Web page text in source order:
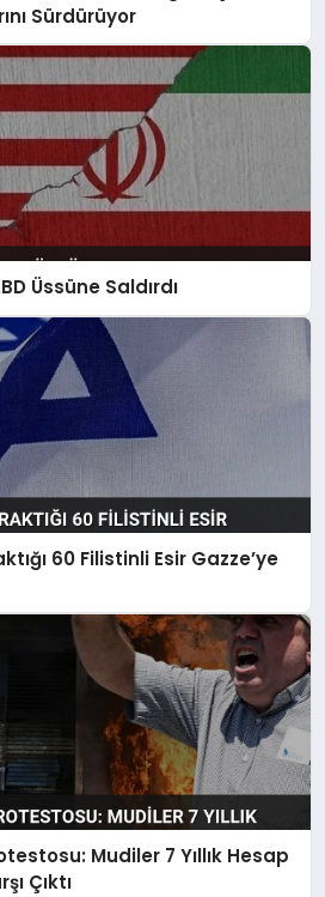
Sürdürüyor
Üssüne Saldırdı
60 Filistinli Esir Gazze’ye
Mudiler 7 Yıllık Hesap
Çıktı